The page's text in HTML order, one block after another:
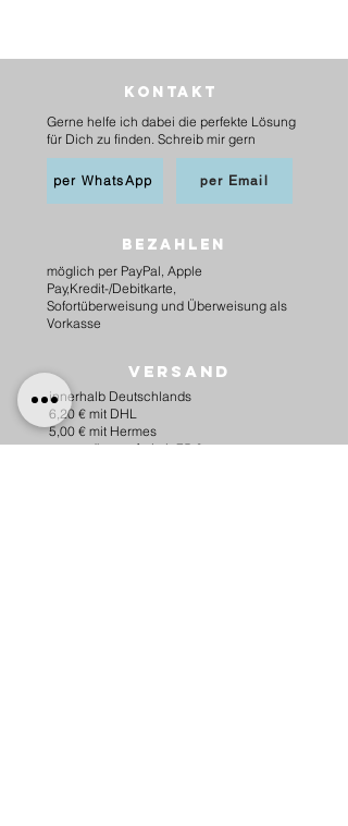
Kontakt
Gerne helfe ich dabei die perfekte Lösung
für Dich zu finden. Schreib mir gern
per WhatsApp per Email
BEZAHLEN
möglich per PayPal, Apple
Pay,Kredit-/Debitkarte,
Sofortüberweisung und Überweisung als
Vorkasse
Versand
innerhalb Deutschlands
6,20 € mit DHL
5,00 € mit Hermes
versandkostenfrei ab 75 €.